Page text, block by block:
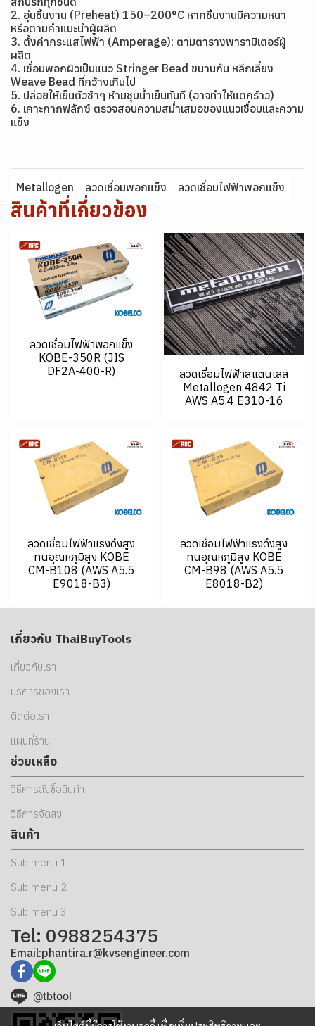
2. อุ่นชิ้นงาน (Preheat) 150–200°C หากชิ้นงานมีความหนา
หรือตามคำแนะนำผู้ผลิต
3. ตั้งค่ากระแสไฟฟ้า (Amperage): ตามตารางพารามิเตอร์ผู้
ผลิต
4. เชื่อมพอกผิวเป็นแนว Stringer Bead ขนานกัน หลีกเลี่ยง
Weave Bead ที่กว้างเกินไป
5. ปล่อยให้เย็นตัวช้าๆ ห้ามชุบน้ำเย็นทันที (อาจทำให้แตกร้าว)
6. เคาะกากฟลักซ์ ตรวจสอบความสม่ำเสมอของแนวเชื่อมและความ
แข็ง
Metallogen ลวดเชื่อมพอกแข็ง ลวดเชื่อมไฟฟ้าพอกแข็ง
สินค้าที่เกี่ยวข้อง
ลวดเชื่อมไฟฟ้าพอกแข็ง
KOBE-350R (JIS
DF2A-400-R)
ลวดเชื่อมไฟฟ้าสแตนเลส
Metallogen 4842 Ti
AWS A5.4 E310-16
ลวดเชื่อมไฟฟ้าแรงดึงสูง
ทนอุณหภูมิสูง KOBE
CM-B108 (AWS A5.5
E9018-B3)
ลวดเชื่อมไฟฟ้าแรงดึงสูง
ทนอุณหภูมิสูง KOBE
CM-B98 (AWS A5.5
E8018-B2)
เกี่ยวกับ ThaiBuyTools
เกี่ยวกับเรา
บริการของเรา
ติดต่อเรา
แผนที่ร้าน
ช่วยเหลือ
วิธีการสั่งซื้อสินค้า
วิธีการจัดส่ง
สินค้า
Sub menu 1
Sub menu 2
Sub menu 3
Tel: 0988254375
Email:phantira.r@kvsengineer.com
@tbtool